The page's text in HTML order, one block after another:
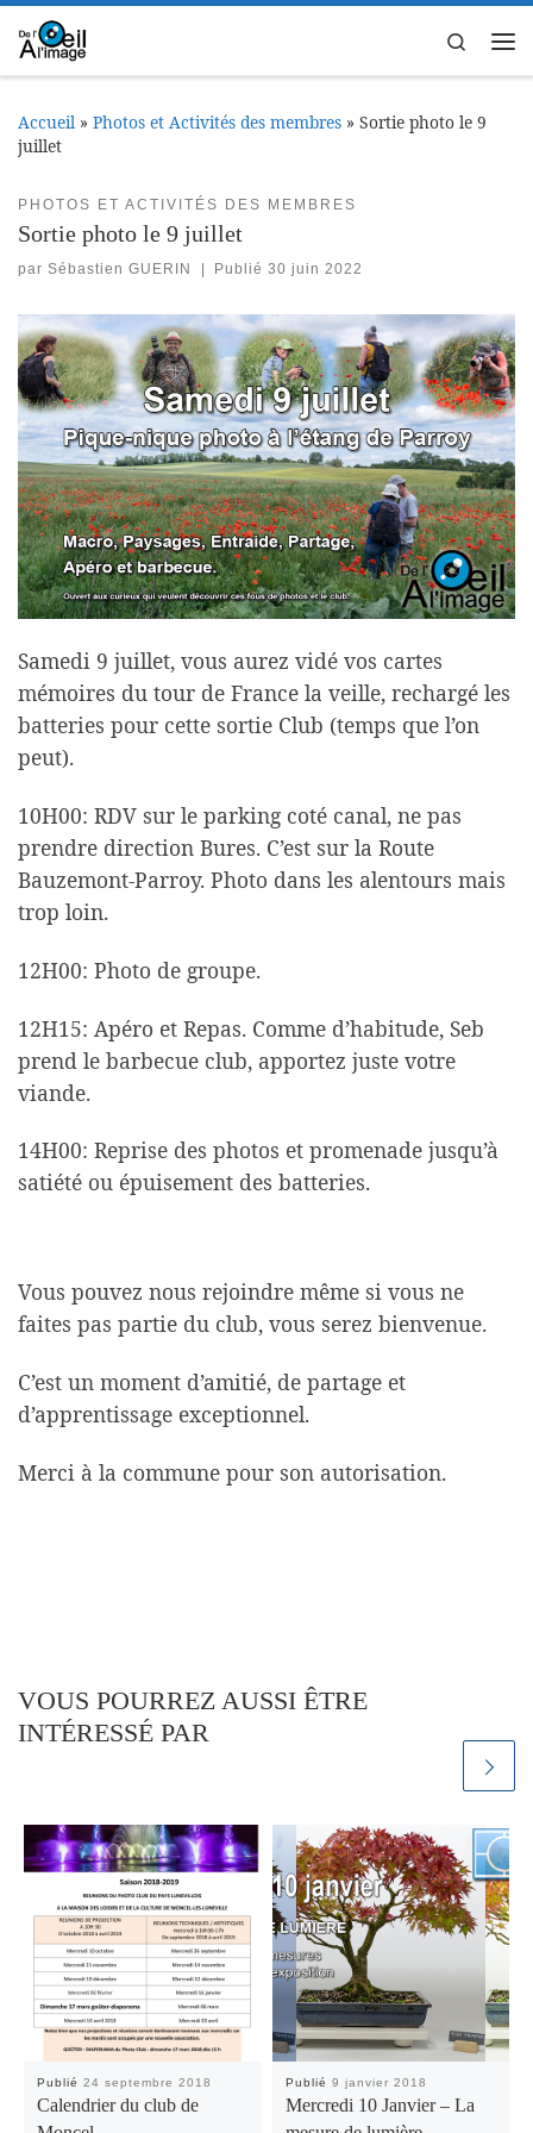
Passer au contenu
Search
Accueil » Photos et Activités des membres » Sortie photo le 9
juillet
PHOTOS ET ACTIVITÉS DES MEMBRES
Sortie photo le 9 juillet
par Sébastien GUERIN Publié30 juin 2022
Samedi 9 juillet, vous aurez vidé vos cartes
mémoires du tour de France la veille, rechargé les
batteries pour cette sortie Club (temps que l’on
peut).
10H00: RDV sur le parking coté canal, ne pas
prendre direction Bures. C’est sur la Route
Bauzemont-Parroy. Photo dans les alentours mais
trop loin.
12H00: Photo de groupe.
12H15: Apéro et Repas. Comme d’habitude, Seb
prend le barbecue club, apportez juste votre
viande.
14H00: Reprise des photos et promenade jusqu’à
satiété ou épuisement des batteries.
Vous pouvez nous rejoindre même si vous ne
faites pas partie du club, vous serez bienvenue.
C’est un moment d’amitié, de partage et
d’apprentissage exceptionnel.
Merci à la commune pour son autorisation.
VOUS POURREZ AUSSI ÊTRE
INTÉRESSÉ PAR
Publié24 septembre 2018
Calendrier du club de
Publié9 janvier 2018
Mercredi 10 Janvier – La